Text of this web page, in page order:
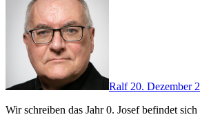
Ralf20. Dezember
Wir schreiben das Jahr 0. Josef befindet